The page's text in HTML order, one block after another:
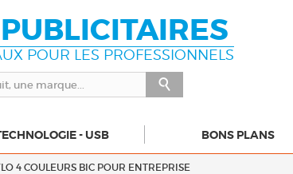
POUR LES PROFESSIONNELS
- USB BONS PLANS
4 COULEURS BIC POUR ENTREPRISE